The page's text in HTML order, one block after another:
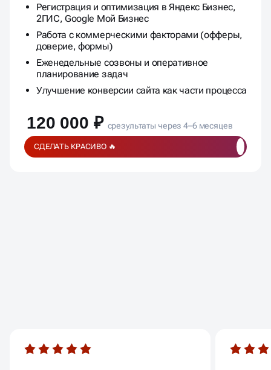
Регистрация и оптимизация в Яндекс Бизнес,
2ГИС, Google Мой Бизнес
Работа с коммерческими факторами (офферы,
доверие, формы)
Еженедельные созвоны и оперативное
планирование задач
Улучшение конверсии сайта как части процесса
120 000 ₽ срезультаты через 4–6 месяцев
СДЕЛАТЬ КРАСИВО 🔥